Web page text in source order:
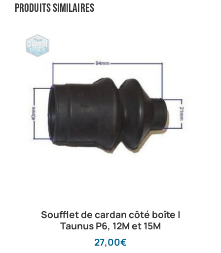
Produits similaires
Soufflet de cardan côté boîte |
Taunus P6, 12M et 15M
27,00€